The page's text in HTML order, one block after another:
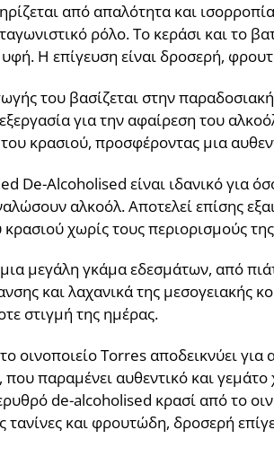
από απαλότητα και
ρόλο. Το κεράσι και το
Η επίγευση είναι δροσερή,
του βασίζεται στην
για την αφαίρεση του
του κρασιού, προσφέροντας μια
De-Alcoholised είναι ιδανικό για
αλκοόλ. Αποτελεί επίσης
χωρίς τους περιορισμούς
μεγάλη γκάμα εδεσμάτων, από
και λαχανικά της μεσογειακής
στιγμή της ημέρας.
οινοποιείο Torres αποδεικνύει
παραμένει αυθεντικό και
de-alcoholised κρασί από το
και φρουτώδη, δροσερή